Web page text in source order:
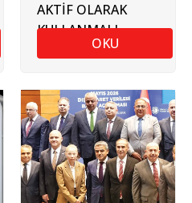
AKTİF OLARAK
KULLANMALI
OKU